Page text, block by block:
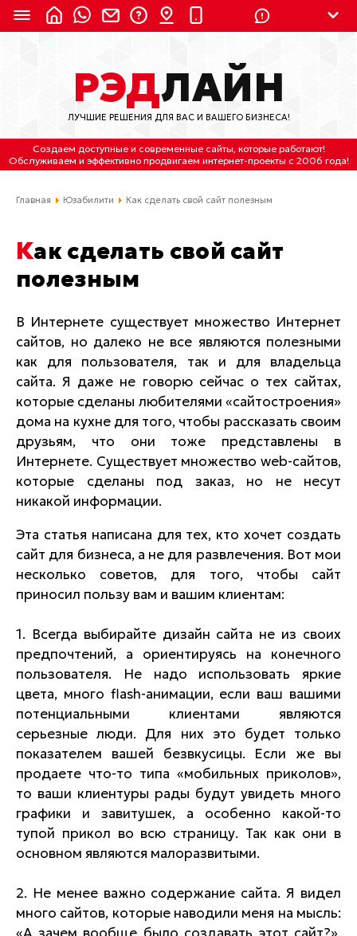
8 (800) 550-9899 (с 2:30 до 11:30 по
Мск)
Бесплатно по России
(4212) 658-653
(4212) 637-673
Отдельный вход \ Левый торец здания
Пн-пт. с 9:30 до 18:30 (по Хбк)
info@lred.ru
РЭДЛАЙН
ЛУЧШИЕ РЕШЕНИЯ ДЛЯ ВАС И ВАШЕГО БИЗНЕСА!
Создаем доступные и современные сайты, которые работают!
Обслуживаем и эффективно продвигаем интернет-проекты с 2006 года!
Главная Юзабилити Как сделать свой сайт полезным
Как сделать свой сайт
полезным
В Интернете существует множество Интернет
сайтов, но далеко не все являются полезными
как для пользователя, так и для владельца
сайта. Я даже не говорю сейчас о тех сайтах,
которые сделаны любителями «сайтостроения»
дома на кухне для того, чтобы рассказать своим
друзьям, что они тоже представлены в
Интернете. Существует множество web-сайтов,
которые сделаны под заказ, но не несут
никакой информации.
Эта статья написана для тех, кто хочет создать
сайт для бизнеса, а не для развлечения. Вот мои
несколько советов, для того, чтобы сайт
приносил пользу вам и вашим клиентам:
1. Всегда выбирайте дизайн сайта не из своих
предпочтений, а ориентируясь на конечного
пользователя. Не надо использовать яркие
цвета, много flash-анимации, если ваш вашими
потенциальными клиентами являются
серьезные люди. Для них это будет только
показателем вашей безвкусицы. Если же вы
продаете что-то типа «мобильных приколов»,
то ваши клиентуры рады будут увидеть много
графики и завитушек, а особенно какой-то
тупой прикол во всю страницу. Так как они в
основном являются малоразвитыми.
2. Не менее важно содержание сайта. Я видел
много сайтов, которые наводили меня на мысль: